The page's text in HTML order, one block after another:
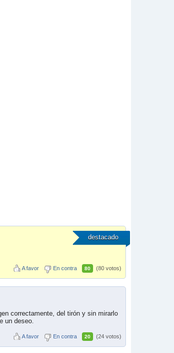
destacado
A favor En contra 80 (80 votos)
correctamente, del tirón y sin mirarlo
un deseo.
A favor En contra 20 (24 votos)